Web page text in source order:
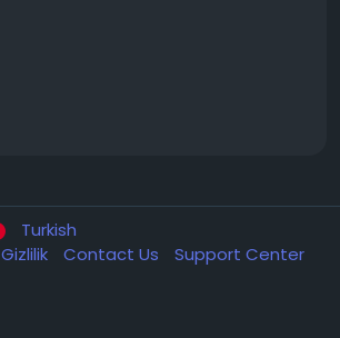
Turkish
Gizlilik Contact Us
Support Center